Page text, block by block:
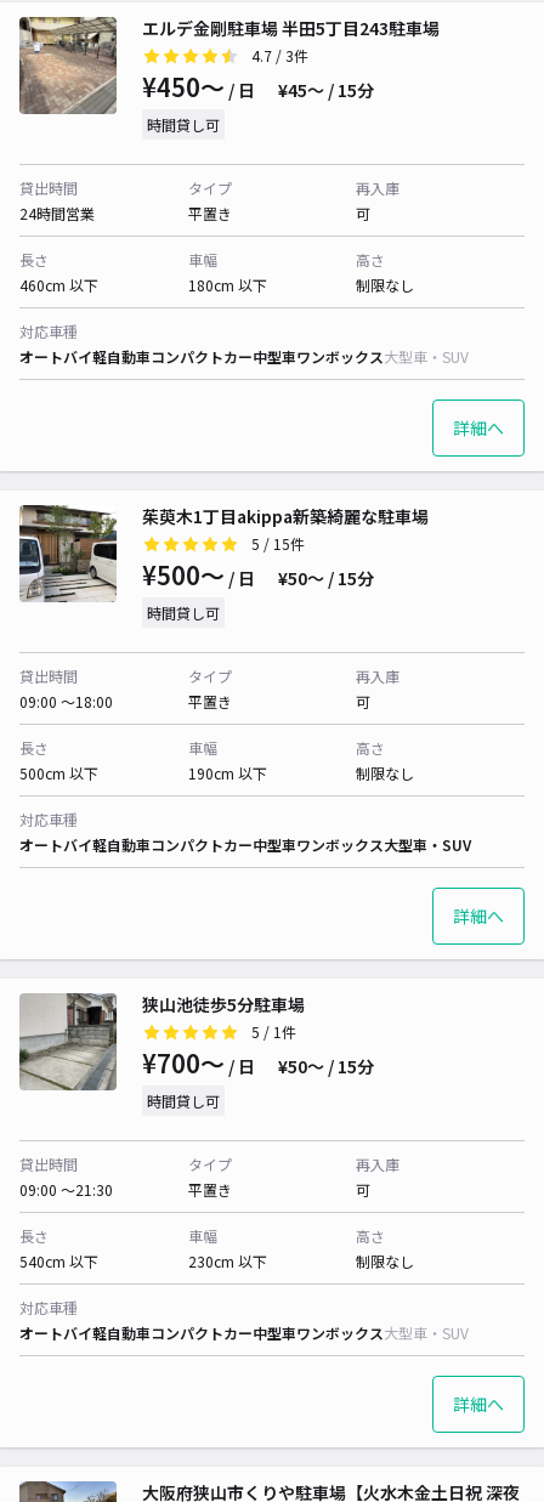
エルデ金剛駐車場 半田5丁目243駐車場
4.7 / 3件
¥450〜 / 日 ¥45〜 / 15分
時間貸し可
貸出時間
24時間営業
タイプ
平置き
再入庫
可
長さ
460cm 以下
車幅
180cm 以下
高さ
制限なし
対応車種
オートバイ軽自動車コンパクトカー中型車ワンボックス大型車・SUV
詳細へ
茱萸木1丁目akippa新築綺麗な駐車場
5 / 15件
¥500〜 / 日 ¥50〜 / 15分
時間貸し可
貸出時間
09:00 〜18:00
タイプ
平置き
再入庫
可
長さ
500cm 以下
車幅
190cm 以下
高さ
制限なし
対応車種
オートバイ軽自動車コンパクトカー中型車ワンボックス大型車・SUV
詳細へ
狭山池徒歩5分駐車場
5 / 1件
¥700〜 / 日 ¥50〜 / 15分
時間貸し可
貸出時間
09:00 〜21:30
タイプ
平置き
再入庫
可
長さ
540cm 以下
車幅
230cm 以下
高さ
制限なし
対応車種
オートバイ軽自動車コンパクトカー中型車ワンボックス大型車・SUV
詳細へ
大阪府狭山市くりや駐車場【火水木金土日祝 深夜